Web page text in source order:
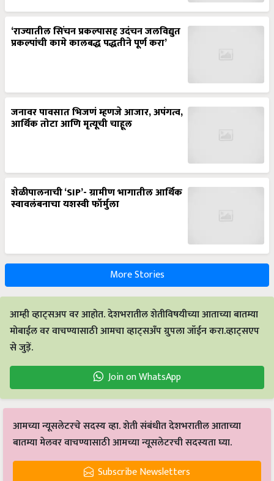
‘राज्यातील सिंचन प्रकल्पासह उदंचन जलविद्युत
प्रकल्पांची कामे कालबद्ध पद्धतीने पूर्ण करा’
जनावर पावसात भिजणं म्हणजे आजार, अपंगत्व,
आर्थिक तोटा आणि मृत्यूची चाहूल
शेळीपालनाची ‘SIP’- ग्रामीण भागातील आर्थिक
स्वावलंबनाचा यशस्वी फॉर्मुला
More Stories
आम्ही व्हाट्सअप वर आहोत. देशभरातील शेतीविषयीच्या आताच्या बातम्या
मोबाईल वर वाचण्यासाठी आमचा व्हाट्सअँप ग्रुपला जॉईन करा.व्हाट्सएप
से जुड़ें.
Join on WhatsApp
आमच्या न्यूसलेटरचे सदस्य व्हा. शेती संबंधीत देशभरातील आताच्या
बातम्या मेलवर वाचण्यासाठी आमच्या न्यूसलेटरची सदस्यता घ्या.
Subscribe Newsletters